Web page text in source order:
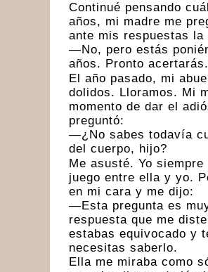
Continué pensando
años, mi madre me
ante mis respuestas la
—No, pero estás
años. Pronto acertarás.
El año pasado, mi
dolidos. Lloramos. Mi
momento de dar el
preguntó:
—¿No sabes todavía
del cuerpo, hijo?
Me asusté. Yo
juego entre ella y yo.
en mi cara y me dijo:
—Esta pregunta es
respuesta que me
estabas equivocado y
necesitas saberlo.
Ella me miraba como